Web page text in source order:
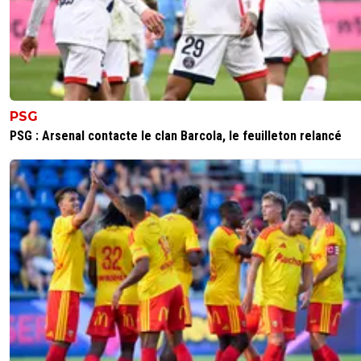
2 Répondre
joebar 17 juin 2026 à 18:51 +202
aparament il faut qu'il vende pour 100 millions est
flaco75-reviens-l-o 17 juin 2026 à 19:30
Le plus important c’est de trouver les bons , pas
forcément chers… 🤪🇵🇹🇧🇷🇫🇷🇺🇦
1 Répondre
Vince.M 17 juin 2026 à 19:51 +226
Ça ne veut rien dire, entre les clubs qui sont
comme west ham et pas mal de joueurs libres le
( schlager, malang sarr, st maximin,celik, bissouma
a quelques bons coups à faire
PSG
PSG : Arsenal contacte le clan Barcola, le feuilleton relancé